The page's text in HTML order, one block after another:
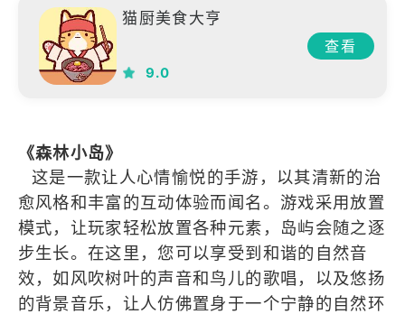
猫厨美食大亨
9.0
查看
《森林小岛》
这是一款让人心情愉悦的手游，以其清新的治
愈风格和丰富的互动体验而闻名。游戏采用放置
模式，让玩家轻松放置各种元素，岛屿会随之逐
步生长。在这里，您可以享受到和谐的自然音
效，如风吹树叶的声音和鸟儿的歌唱，以及悠扬
的背景音乐，让人仿佛置身于一个宁静的自然环